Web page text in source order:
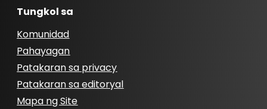
Tungkol sa
Komunidad
Pahayagan
Patakaran sa privacy
Patakaran sa editoryal
Mapa ng Site